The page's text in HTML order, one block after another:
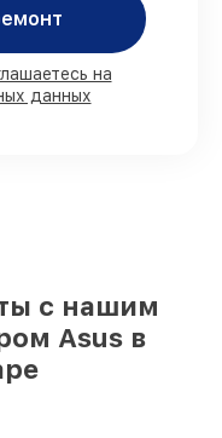
мастер
сразу
на
данных
с нашим
Asus в